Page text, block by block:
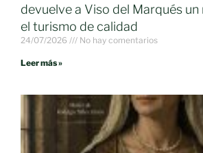
devuelve a Viso del Marqués
el turismo de calidad
24/07/2026 No hay comentarios
Leer más »